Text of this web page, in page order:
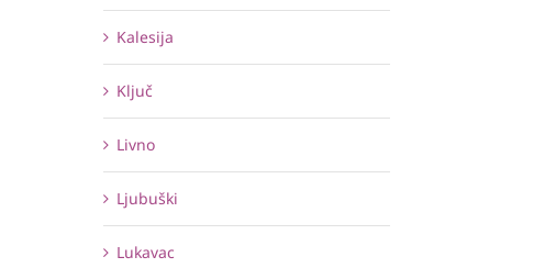
Kalesija
Ključ
Livno
Ljubuški
Lukavac